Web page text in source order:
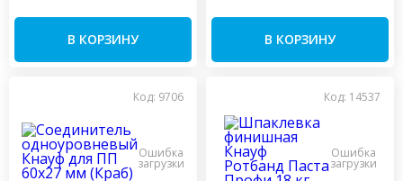
В КОРЗИНУ В КОРЗИНУ
Код: 9706 Код: 14537